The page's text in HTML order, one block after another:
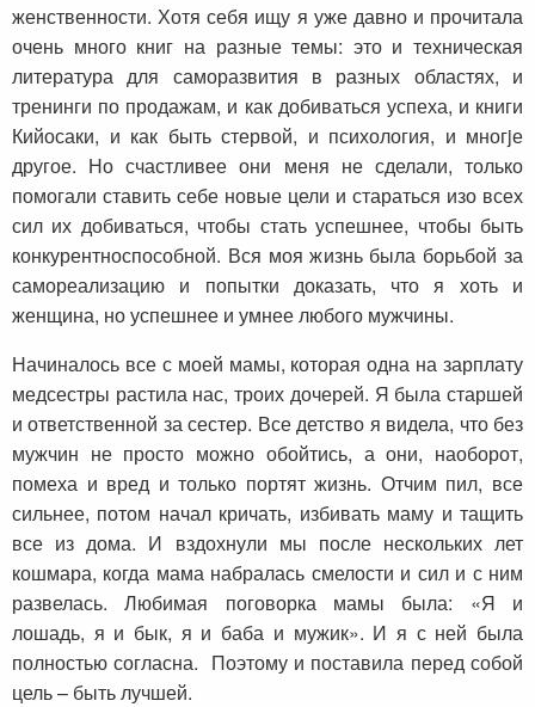
женственности. Хотя себя ищу я уже давно и прочитала
очень много книг на разные темы: это и техническая
литература для саморазвития в разных областях, и
тренинги по продажам, и как добиваться успеха, и книги
Кийосаки, и как быть стервой, и психология, и многjе
другое. Но счастливее они меня не сделали, только
помогали ставить себе новые цели и стараться изо всех
сил их добиваться, чтобы стать успешнее, чтобы быть
конкурентноспособной. Вся моя жизнь была борьбой за
самореализацию и попытки доказать, что я хоть и
женщина, но успешнее и умнее любого мужчины.
Начиналось все с моей мамы, которая одна на зарплату
медсестры растила нас, троих дочерей. Я была старшей
и ответственной за сестер. Все детство я видела, что без
мужчин не просто можно обойтись, а они, наоборот,
помеха и вред и только портят жизнь. Отчим пил, все
сильнее, потом начал кричать, избивать маму и тащить
все из дома. И вздохнули мы после нескольких лет
кошмара, когда мама набралась смелости и сил и с ним
развелась. Любимая поговорка мамы была: «Я и
лошадь, я и бык, я и баба и мужик». И я с ней была
полностью согласна. Поэтому и поставила перед собой
цель – быть лучшей.